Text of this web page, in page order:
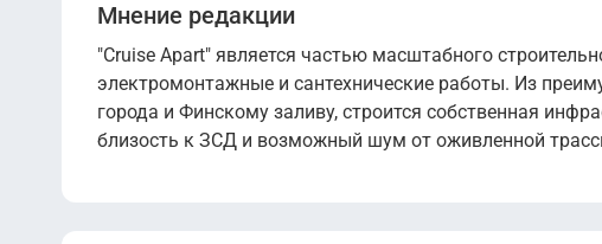
Мнение редакции
"Cruise Apart" является частью масштабного
электромонтажные и сантехнические работы. Из
города и Финскому заливу, строится собственная
близость к ЗСД и возможный шум от оживленной